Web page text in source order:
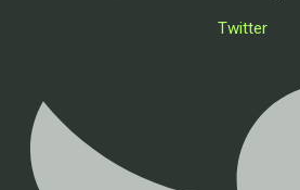
Twitter